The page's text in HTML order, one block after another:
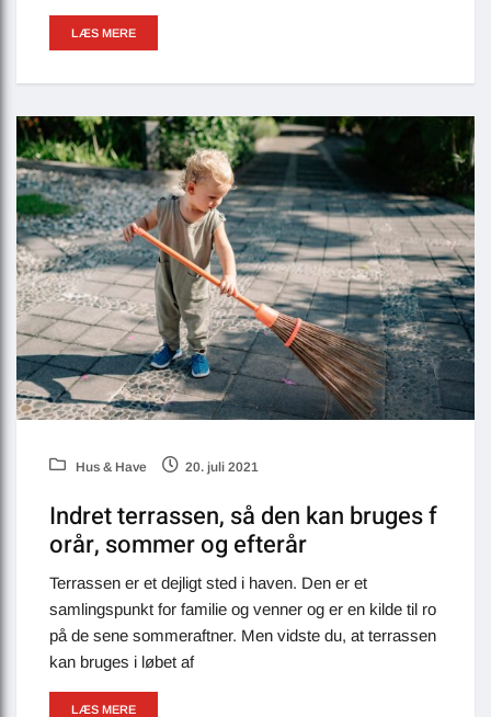
LÆS MERE
Hus & Have 20. juli 2021
Indret terrassen, så den kan bruges f
orår, sommer og efterår
Terrassen er et dejligt sted i haven. Den er et
samlingspunkt for familie og venner og er en kilde til ro
på de sene sommeraftner. Men vidste du, at terrassen
kan bruges i løbet af
LÆS MERE